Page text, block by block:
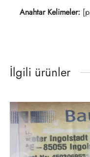
Anahtar Kelimeler:
İlgili ürünler